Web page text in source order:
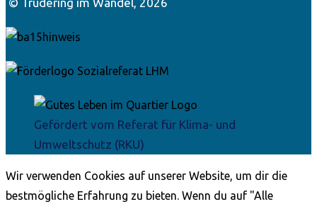
© Trudering im Wandel, 2026
Gefördert vom Referat für Klima- und
Umweltschutz (RKU)
Wir verwenden Cookies auf unserer Website, um dir die
bestmögliche Erfahrung zu bieten. Wenn du auf "Alle